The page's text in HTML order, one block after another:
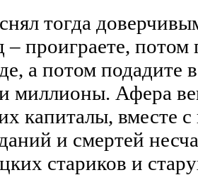
тогда
– проиграете, потом
а потом подадите
миллионы. Афера
капиталы, вместе
и смертей
стариков и